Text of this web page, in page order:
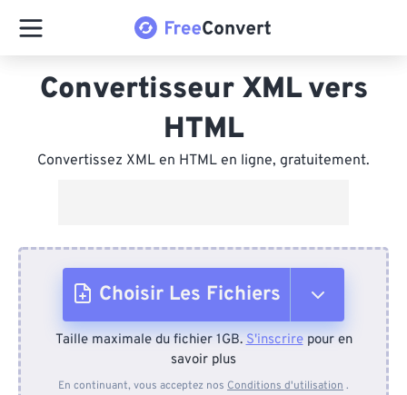
Convertisseur XML vers
HTML
Convertissez XML en HTML en ligne, gratuitement.
Choisir Les Fichiers
Depuis l'appareil
Taille maximale du fichier 1GB.S'inscrirepour en
savoir plus
En continuant, vous acceptez nos Conditions d'utilisation .